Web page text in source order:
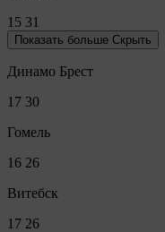
15 31
Показать больше Скрыть
Динамо Брест
17 30
Гомель
16 26
Витебск
17 26